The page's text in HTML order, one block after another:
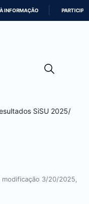
INFORMAÇÃO PARTICIPE
SiSU 2025/
3/20/2025,